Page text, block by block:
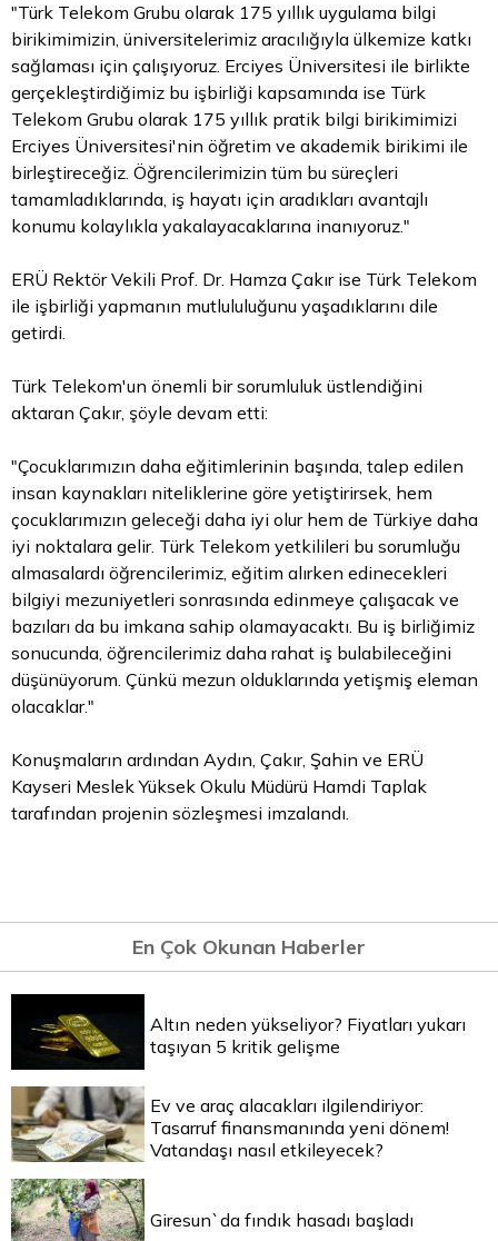
"Türk Telekom Grubu olarak 175 yıllık uygulama bilgi
birikimimizin, üniversitelerimiz aracılığıyla ülkemize katkı
sağlaması için çalışıyoruz. Erciyes Üniversitesi ile birlikte
gerçekleştirdiğimiz bu işbirliği kapsamında ise Türk
Telekom Grubu olarak 175 yıllık pratik bilgi birikimimizi
Erciyes Üniversitesi'nin öğretim ve akademik birikimi ile
birleştireceğiz. Öğrencilerimizin tüm bu süreçleri
tamamladıklarında, iş hayatı için aradıkları avantajlı
konumu kolaylıkla yakalayacaklarına inanıyoruz."
ERÜ Rektör Vekili Prof. Dr. Hamza Çakır ise Türk Telekom
ile işbirliği yapmanın mutlululuğunu yaşadıklarını dile
getirdi.
Türk Telekom'un önemli bir sorumluluk üstlendiğini
aktaran Çakır, şöyle devam etti:
"Çocuklarımızın daha eğitimlerinin başında, talep edilen
insan kaynakları niteliklerine göre yetiştirirsek, hem
çocuklarımızın geleceği daha iyi olur hem de Türkiye daha
iyi noktalara gelir. Türk Telekom yetkilileri bu sorumluğu
almasalardı öğrencilerimiz, eğitim alırken edinecekleri
bilgiyi mezuniyetleri sonrasında edinmeye çalışacak ve
bazıları da bu imkana sahip olamayacaktı. Bu iş birliğimiz
sonucunda, öğrencilerimiz daha rahat iş bulabileceğini
düşünüyorum. Çünkü mezun olduklarında yetişmiş eleman
olacaklar."
Konuşmaların ardından Aydın, Çakır, Şahin ve ERÜ
Kayseri Meslek Yüksek Okulu Müdürü Hamdi Taplak
tarafından projenin sözleşmesi imzalandı.
En Çok Okunan Haberler
Altın neden yükseliyor? Fiyatları yukarı
taşıyan 5 kritik gelişme
Ev ve araç alacakları ilgilendiriyor:
Tasarruf finansmanında yeni dönem!
Vatandaşı nasıl etkileyecek?
Giresun`da fındık hasadı başladı